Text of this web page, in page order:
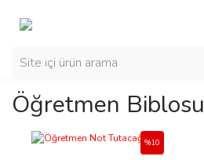
Öğretmen Biblosu
%10